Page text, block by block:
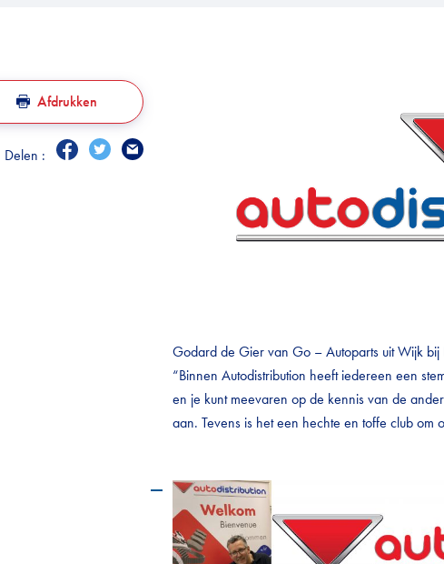
Afdrukken
Delen :
Godard de Gier van Go – Autoparts uit Wijk bij
“Binnen Autodistribution heeft iedereen een
en je kunt meevaren op de kennis van de
aan. Tevens is het een hechte en toffe club om